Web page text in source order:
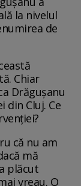
la nivelul
de
Chiar
Drăgușanu
din Cluj. Ce
că nu am
mă
plăcut
vreau. O